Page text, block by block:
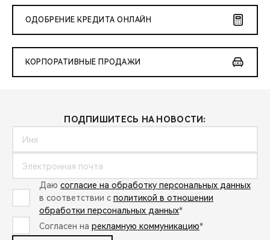
ОДОБРЕНИЕ КРЕДИТА ОНЛАЙН
КОРПОРАТИВНЫЕ ПРОДАЖИ
ПОДПИШИТЕСЬ НА НОВОСТИ:
Даю согласие на обработку персональных данных
в соответствии с политикой в отношении
обработки персональных данных*
Согласен на рекламную коммуникацию*